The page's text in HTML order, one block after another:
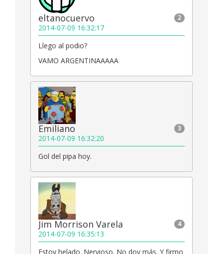
2
eltanocuervo
2014-07-09 16:32:17
Llego al podio?
VAMO ARGENTINAAAAA
3
Emiliano
2014-07-09 16:32:20
Gol del pipa hoy.
4
Jim Morrison Varela
2014-07-09 16:35:13
Estoy helado. Nervioso. No doy más. Y firmo